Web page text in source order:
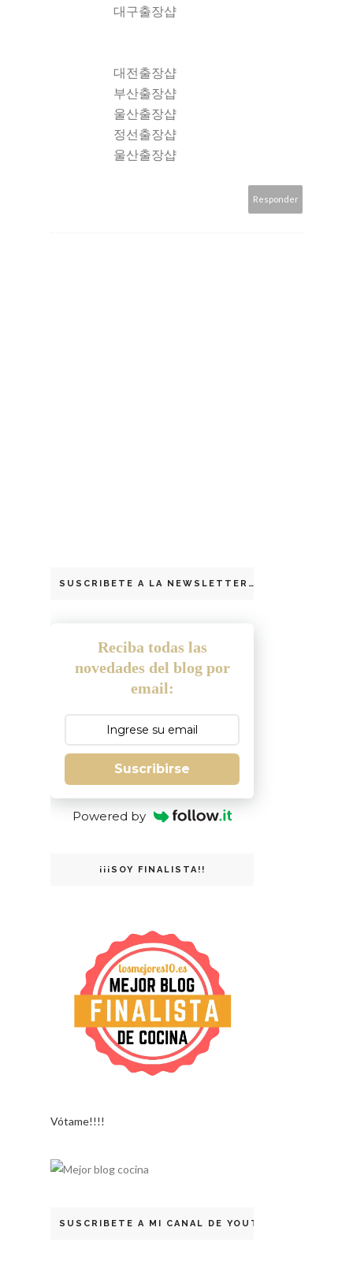
대구출장샵
대전출장샵
부산출장샵
울산출장샵
정선출장샵
울산출장샵
Responder
SUSCRIBETE A LA NEWSLETTER
Reciba todas las
novedades del blog por
email:
Suscribirse
Powered by
¡¡¡SOY FINALISTA!!
Vótame!!!!
SUSCRIBETE A MI CANAL DE YOUTUBE